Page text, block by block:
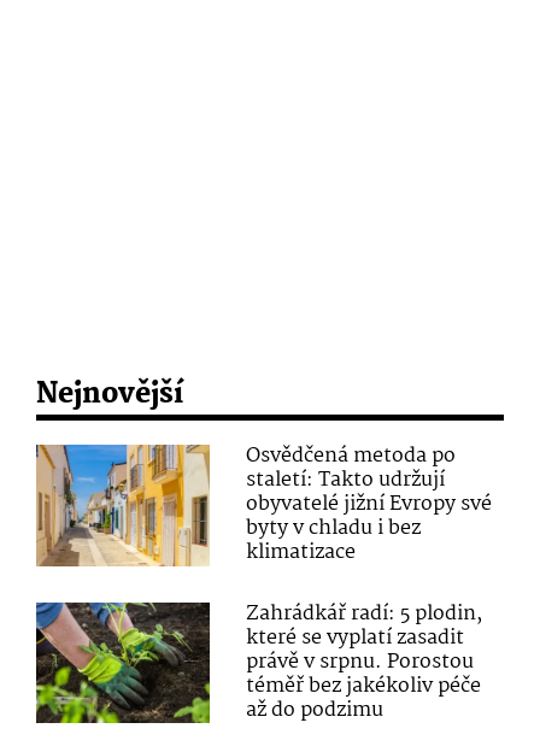
Nejnovější
Osvědčená metoda po
staletí: Takto udržují
obyvatelé jižní Evropy své
byty v chladu i bez
klimatizace
Zahrádkář radí: 5 plodin,
které se vyplatí zasadit
právě v srpnu. Porostou
téměř bez jakékoliv péče
až do podzimu